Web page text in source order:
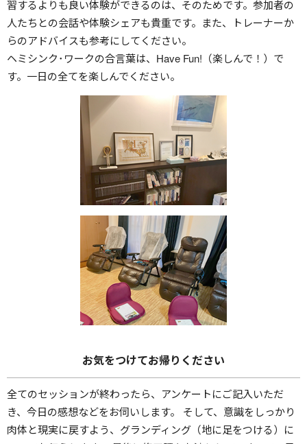
習するよりも良い体験ができるのは、そのためです。参加者の
人たちとの会話や体験シェアも貴重です。また、トレーナーか
らのアドバイスも参考にしてください。
ヘミシンク･ワークの合言葉は、Have Fun!（楽しんで！）で
す。一日の全てを楽しんでください。
お気をつけてお帰りください
全てのセッションが終わったら、アンケートにご記入いただ
き、今日の感想などをお伺いします。 そして、意識をしっかり
肉体と現実に戻すよう、グランディング（地に足をつける）に